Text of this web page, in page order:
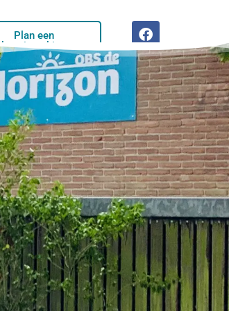
Plan een
kennismaking